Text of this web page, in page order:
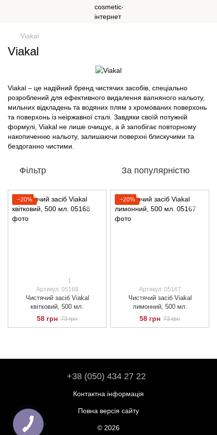
Viakal
Viakal
Viakal – це надійний бренд чистячих засобів, спеціально
розроблений для ефективного видалення вапняного нальоту,
мильних відкладень та водяних плям з хромованих поверхонь
та поверхонь із неіржавної сталі. Завдяки своїй потужній
формулі, Viakal не лише очищує, а й запобігає повторному
накопиченню нальоту, залишаючи поверхні блискучими та
бездоганно чистими.
Фільтр За популярністю
−20%
1
Артикул: 05168
Чистячий засіб Viakal
квітковий, 500 мл.
58 грн 73 грн
−20%
Артикул: 05167
Чистячий засіб Viakal
лимонний, 500 мл.
58 грн 73 грн
+38 (050) 434 27 22
Контактна інформація
Повна версія сайту
© 2026